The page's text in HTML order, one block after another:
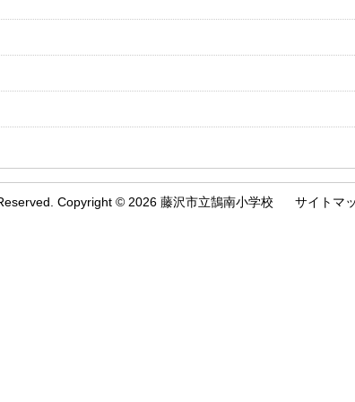
Copyright © 2026 藤沢市立鵠南小学校 サイトマ